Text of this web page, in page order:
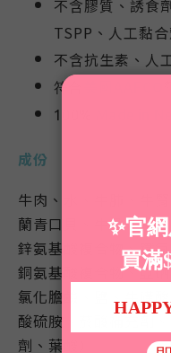
不含膠質、誘食
TSPP、人工黏
不含抗生素、人
符合
100%
成份
牛肉、水、牛肺、牛
蘭青口貝、牛骨、牛
鋅氨基酸複合物、鐵
銅氨基酸複合物、亞
氯化膽鹼、鹽、牛磺
酸硫胺、菸酸補充劑
劑、葉酸）